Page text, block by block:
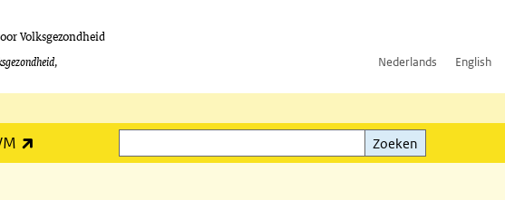
Volksgezondheid
Nederlands English
Zoeken
Zoeken